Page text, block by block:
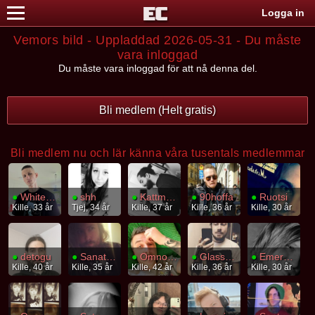
Logga in
Vemors bild - Uppladdad 2026-05-31 - Du måste
vara inloggad
Du måste vara inloggad för att nå denna del.
Bli medlem (Helt gratis)
Bli medlem nu och lär känna våra tusentals medlemmar
●Whitenoise92
Kille, 33 år
●shh
Tjej, 34 år
●Kattmage
Kille, 37 år
●90hoffa
Kille, 36 år
●Ruotsi
Kille, 30 år
●detogu
Kille, 40 år
●Sanatorium
Kille, 35 år
●Omnombrains
Kille, 42 år
●Glasstallrik
Kille, 36 år
●Emergence
Kille, 30 år